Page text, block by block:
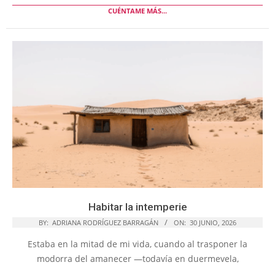
CUÉNTAME MÁS...
Habitar la intemperie
BY: ADRIANA RODRÍGUEZ BARRAGÁN ON: 30 JUNIO, 2026
Estaba en la mitad de mi vida, cuando al trasponer la
modorra del amanecer —todavía en duermevela,